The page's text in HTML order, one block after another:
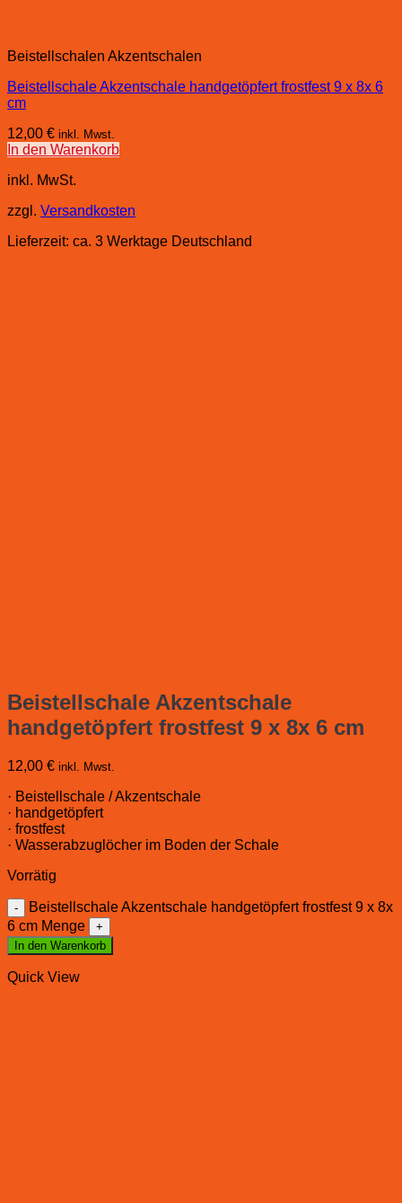
Beistellschalen Akzentschalen
Beistellschale Akzentschale handgetöpfert frostfest 9 x 8x 6
cm
12,00 € inkl. Mwst.
In den Warenkorb
inkl. MwSt.
zzgl. Versandkosten
Lieferzeit: ca. 3 Werktage Deutschland
Beistellschale Akzentschale
handgetöpfert frostfest 9 x 8x 6 cm
12,00 € inkl. Mwst.
· Beistellschale / Akzentschale
· handgetöpfert
· frostfest
· Wasserabzuglöcher im Boden der Schale
Vorrätig
Beistellschale Akzentschale handgetöpfert frostfest 9 x 8x
6 cm Menge
In den Warenkorb
Quick View